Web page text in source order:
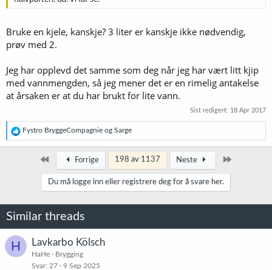
Bruke en kjele, kanskje? 3 liter er kanskje ikke nødvendig,
prøv med 2.
Jeg har opplevd det samme som deg når jeg har vært litt kjip
med vannmengden, så jeg mener det er en rimelig antakelse
at årsaken er at du har brukt for lite vann.
Sist redigert: 18 Apr 2017
R
e
a
r
Fystro BryggeCompagnie og Sarge
Først Forrige 198 av 1137 Neste
Du må logge inn eller registrere deg for å svare her.
Similar threads
H Lavkarbo Kölsch
HaHe
Brygging
Svar 27 9 Sep 2025